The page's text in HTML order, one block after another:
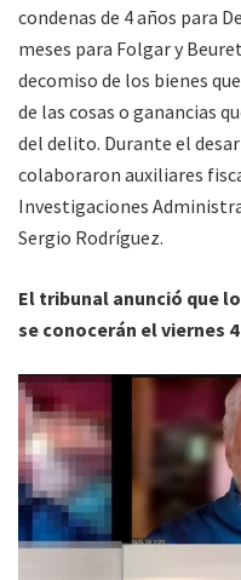
condenas de 4 años para
meses para Folgar y
decomiso de los bienes
de las cosas o ganancias
del delito. Durante el
colaboraron auxiliares
Investigaciones
Sergio Rodríguez.
El tribunal anunció que
se conocerán el viernes